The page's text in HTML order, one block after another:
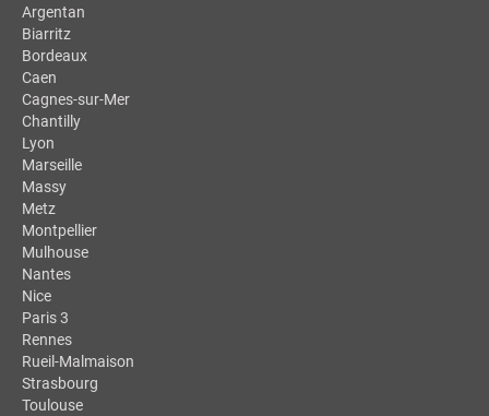
Argentan
Biarritz
Bordeaux
Caen
Cagnes-sur-Mer
Chantilly
Lyon
Marseille
Massy
Metz
Montpellier
Mulhouse
Nantes
Nice
Paris 3
Rennes
Rueil-Malmaison
Strasbourg
Toulouse